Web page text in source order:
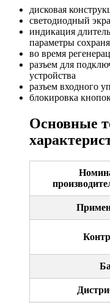
дисковая
светодиодный
индикация
параметры
во время
разъем для
устройства
разъем входного
блокировка
Основные